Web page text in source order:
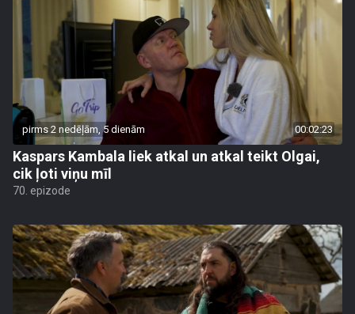
pirms 2 nedēļām, 5 dienām 00:02:23
Kaspars Kambala liek atkal un atkal teikt Olgai,
cik ļoti viņu mīl
70. epizode